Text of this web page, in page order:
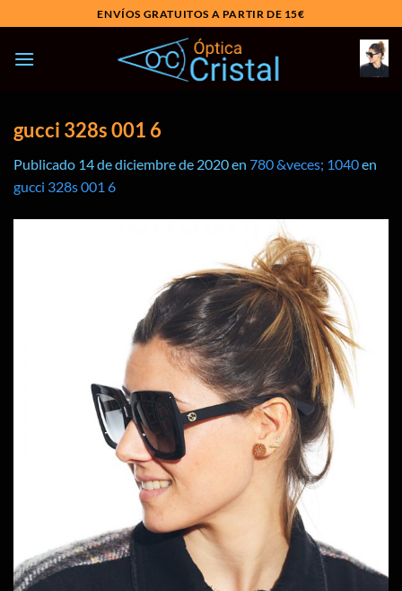
al
contenido
ENVÍOS GRATUITOS A PARTIR DE 15€
gucci 328s 001 6
Publicado 14 de diciembre de 2020en 780 &veces; 1040en
gucci 328s 001 6